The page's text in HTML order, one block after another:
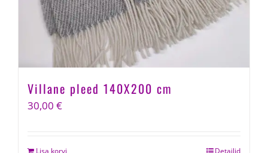
Villane pleed 140X200 cm
30,00 €